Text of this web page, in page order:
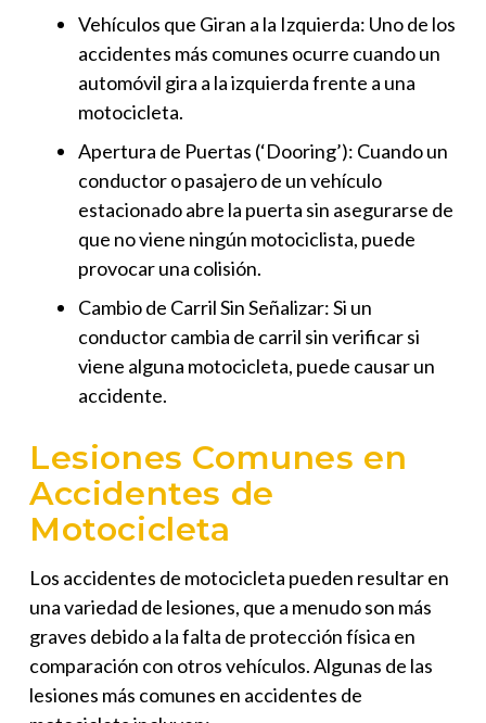
Vehículos que Giran a la Izquierda: Uno de los
accidentes más comunes ocurre cuando un
automóvil gira a la izquierda frente a una
motocicleta.
Apertura de Puertas (‘Dooring’): Cuando un
conductor o pasajero de un vehículo
estacionado abre la puerta sin asegurarse de
que no viene ningún motociclista, puede
provocar una colisión.
Cambio de Carril Sin Señalizar: Si un
conductor cambia de carril sin verificar si
viene alguna motocicleta, puede causar un
accidente.
Lesiones Comunes en
Accidentes de
Motocicleta
Los accidentes de motocicleta pueden resultar en
una variedad de lesiones, que a menudo son más
graves debido a la falta de protección física en
comparación con otros vehículos. Algunas de las
lesiones más comunes en accidentes de